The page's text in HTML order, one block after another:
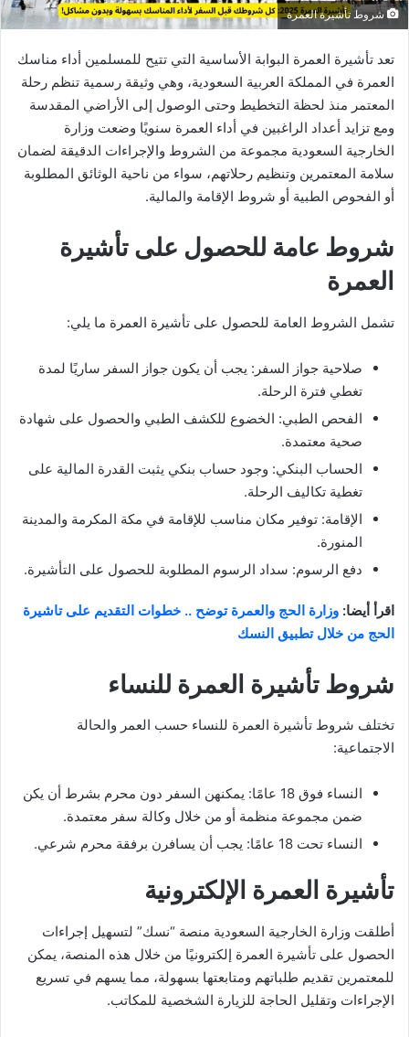
شروط تأشيرة العمرة
تعد تأشيرة العمرة البوابة الأساسية التي تتيح للمسلمين أداء مناسك
العمرة في المملكة العربية السعودية، وهي وثيقة رسمية تنظم رحلة
المعتمر منذ لحظة التخطيط وحتى الوصول إلى الأراضي المقدسة
ومع تزايد أعداد الراغبين في أداء العمرة سنويًا وضعت وزارة
الخارجية السعودية مجموعة من الشروط والإجراءات الدقيقة لضمان
سلامة المعتمرين وتنظيم رحلاتهم، سواء من ناحية الوثائق المطلوبة
أو الفحوص الطبية أو شروط الإقامة والمالية.
شروط عامة للحصول على تأشيرة
العمرة
تشمل الشروط العامة للحصول على تأشيرة العمرة ما يلي:
صلاحية جواز السفر: يجب أن يكون جواز السفر ساريًا لمدة
تغطي فترة الرحلة.
الفحص الطبي: الخضوع للكشف الطبي والحصول على شهادة
صحية معتمدة.
الحساب البنكي: وجود حساب بنكي يثبت القدرة المالية على
تغطية تكاليف الرحلة.
الإقامة: توفير مكان مناسب للإقامة في مكة المكرمة والمدينة
المنورة.
دفع الرسوم: سداد الرسوم المطلوبة للحصول على التأشيرة.
اقرأ أيضا: وزارة الحج والعمرة توضح .. خطوات التقديم على تاشيرة
الحج من خلال تطبيق النسك
شروط تأشيرة العمرة للنساء
تختلف شروط تأشيرة العمرة للنساء حسب العمر والحالة
الاجتماعية:
النساء فوق 18 عامًا: يمكنهن السفر دون محرم بشرط أن يكن
ضمن مجموعة منظمة أو من خلال وكالة سفر معتمدة.
النساء تحت 18 عامًا: يجب أن يسافرن برفقة محرم شرعي.
تأشيرة العمرة الإلكترونية
أطلقت وزارة الخارجية السعودية منصة “نسك” لتسهيل إجراءات
الحصول على تأشيرة العمرة إلكترونيًا من خلال هذه المنصة، يمكن
للمعتمرين تقديم طلباتهم ومتابعتها بسهولة، مما يسهم في تسريع
الإجراءات وتقليل الحاجة للزيارة الشخصية للمكاتب.